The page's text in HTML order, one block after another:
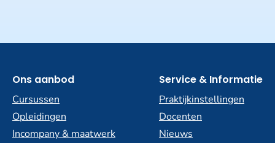
Ons aanbod
Cursussen
Opleidingen
Incompany & maatwerk
Service & Informatie
Praktijkinstellingen
Docenten
Nieuws